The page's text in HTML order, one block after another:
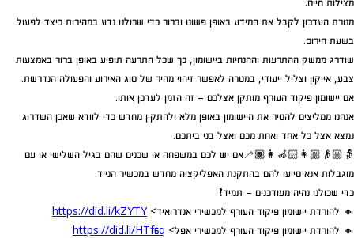
מטרת העדכון לקבל את המידע באופן פשוט וברור כדי שכולנו נדע במהירות כיצד לפעול
בשעת חירום.
שודרג ממשק ההתרעות וההנחיות ביישומון, כך שכל התרעה תופיע באופן ברור באמצעות
צבע, אייקון וצליל ייעודי, במטרה לאפשר זיהוי מהיר של סוג האירוע והפעולה הנדרשת.
אם יישומון פיקוד העורף מותקן אצלכם – זה הזמן לעדכן אותו.
אנחנו ממליצים להסיר את היישומון באופן מלא ולהתקין מחדש כדי לוודא שאכן השדרוג
נמצא אצל כל אחד ואחת מכם ואצל בני ביתכם.
👵🏼👴🏼👩🏻‍🦽👩🏾‍🦯אם יש לכם במשפחה או שכנים שהם בגיל השלישי או עם
מוגבלות אנא סייעו להם בהתקנת האפליקציה מחדש במכשיר הנייד.
כדי שכולנו נהיה מעודכנים – תמיד❗
🔸 להורדת יישומון פיקוד העורף למכשירי אנדרואיד> https://did.li/kZYTY
🔸 להורדת יישומון פיקוד העורף למכשירי אפל> https://did.li/HTf6q